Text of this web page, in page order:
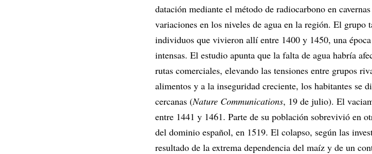
datación mediante el método de radiocarbono en
variaciones en los niveles de agua en la región. El
individuos que vivieron allí entre 1400 y 1450, una
intensas. El estudio apunta que la falta de agua habría
rutas comerciales, elevando las tensiones entre grupos
alimentos y a la inseguridad creciente, los habitantes se
cercanas (Nature Communications, 19 de julio). El
entre 1441 y 1461. Parte de su población sobrevivió en
del dominio español, en 1519. El colapso, según las
resultado de la extrema dependencia del maíz y de un